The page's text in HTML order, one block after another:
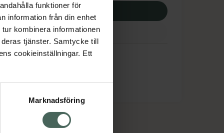
funktioner för
information från din enhet
kombinera informationen
tjänster. Samtycke till
cookieinställningar. Ett
Marknadsföring
via ditt recept
och läkemedel